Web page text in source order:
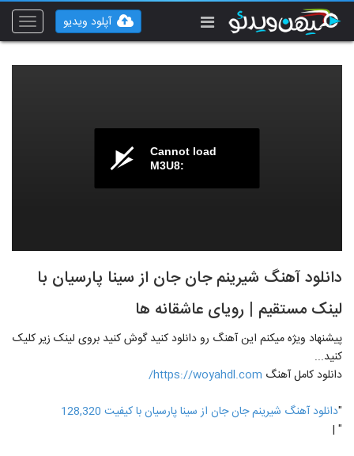
Toggle
آپلود ویدیو
Cannot load
M3U8:
دانلود آهنگ شیرینم جان جان از سینا پارسیان با
لینک مستقیم | رویای عاشقانه ها
پیشنهاد ویژه میکنم این آهنگ رو دانلود کنید گوش کنید بروی لینک زیر کلیک
کنید...
دانلود کامل آهنگ https://woyahdl.com/
"دانلود آهنگ شیرینم جان جان از سینا پارسیان با کیفیت 128,320
" |